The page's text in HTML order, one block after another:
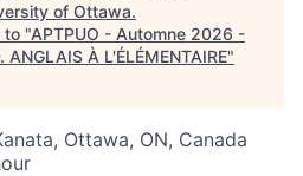
of Ottawa.
to "APTPUO - Automne 2026 -
À L'ÉLÉMENTAIRE"
Ottawa, ON, Canada